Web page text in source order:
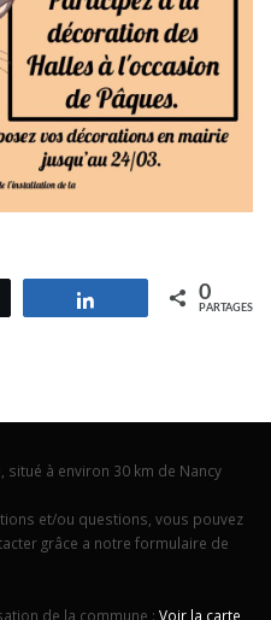
Partagez 0
PARTAGES
situé à environ 30 km de Nancy
et/ou questions, vous pouvez
grâce a notre formulaire de
de la commune : Voir la carte